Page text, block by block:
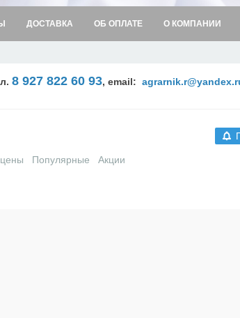
ДОСТАВКА ОБ ОПЛАТЕ О КОМПАНИИ
8 927 822 60 93, email:
Популярные Акции